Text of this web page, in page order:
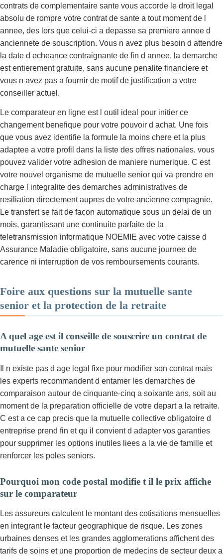
contrats de complementaire sante vous accorde le droit legal
absolu de rompre votre contrat de sante a tout moment de l
annee, des lors que celui-ci a depasse sa premiere annee d
anciennete de souscription. Vous n avez plus besoin d attendre
la date d echeance contraignante de fin d annee, la demarche
est entierement gratuite, sans aucune penalite financiere et
vous n avez pas a fournir de motif de justification a votre
conseiller actuel.
Le comparateur en ligne est l outil ideal pour initier ce
changement benefique pour votre pouvoir d achat. Une fois
que vous avez identifie la formule la moins chere et la plus
adaptee a votre profil dans la liste des offres nationales, vous
pouvez valider votre adhesion de maniere numerique. C est
votre nouvel organisme de mutuelle senior qui va prendre en
charge l integralite des demarches administratives de
resiliation directement aupres de votre ancienne compagnie.
Le transfert se fait de facon automatique sous un delai de un
mois, garantissant une continuite parfaite de la
teletransmission informatique NOEMIE avec votre caisse d
Assurance Maladie obligatoire, sans aucune journee de
carence ni interruption de vos remboursements courants.
Foire aux questions sur la mutuelle sante
senior et la protection de la retraite
A quel age est il conseille de souscrire un contrat de
mutuelle sante senior
Il n existe pas d age legal fixe pour modifier son contrat mais
les experts recommandent d entamer les demarches de
comparaison autour de cinquante-cinq a soixante ans, soit au
moment de la preparation officielle de votre depart a la retraite.
C est a ce cap precis que la mutuelle collective obligatoire d
entreprise prend fin et qu il convient d adapter vos garanties
pour supprimer les options inutiles liees a la vie de famille et
renforcer les poles seniors.
Pourquoi mon code postal modifie t il le prix affiche
sur le comparateur
Les assureurs calculent le montant des cotisations mensuelles
en integrant le facteur geographique de risque. Les zones
urbaines denses et les grandes agglomerations affichent des
tarifs de soins et une proportion de medecins de secteur deux a